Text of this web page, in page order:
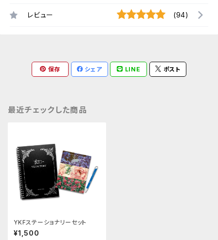
レビュー (94)
保存 シェア LINE ポスト
最近チェックした商品
YKFステーショナリーセット
¥1,500